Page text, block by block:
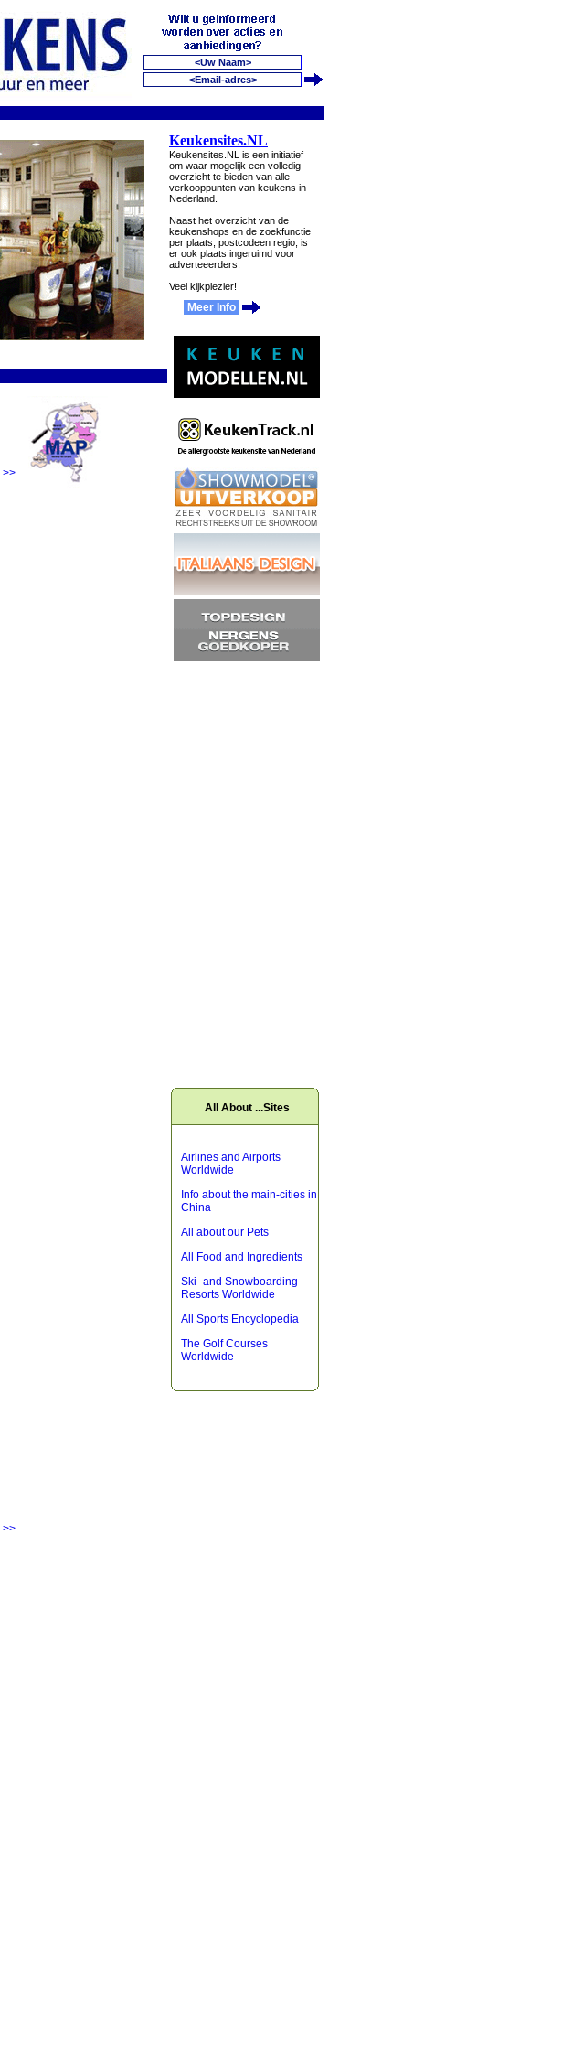
>>
>>
Keukensites.NL
Keukensites.NL is een initiatief
om waar mogelijk een volledig
overzicht te bieden van alle
verkooppunten van keukens in
Nederland.
Naast het overzicht van de
keukenshops en de zoekfunctie
per plaats, postcodeen regio, is
er ook plaats ingeruimd voor
adverteeerders.
Veel kijkplezier!
Meer Info
All About ...Sites
Airlines and Airports
Worldwide
Info about the main-cities in
China
All about our Pets
All Food and Ingredients
Ski- and Snowboarding
Resorts Worldwide
All Sports Encyclopedia
The Golf Courses
Worldwide